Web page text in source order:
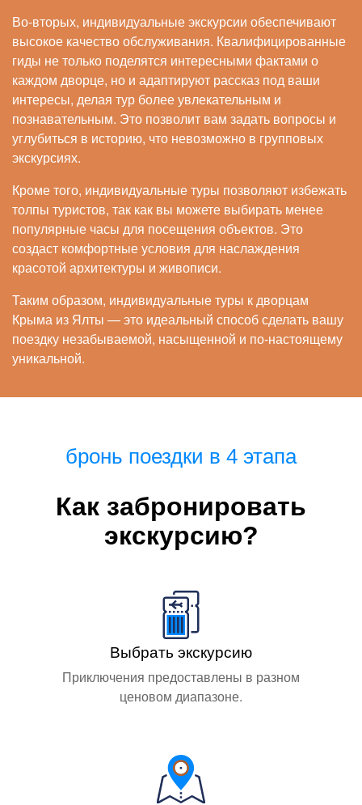
Во-вторых, индивидуальные экскурсии обеспечивают
высокое качество обслуживания. Квалифицированные
гиды не только поделятся интересными фактами о
каждом дворце, но и адаптируют рассказ под ваши
интересы, делая тур более увлекательным и
познавательным. Это позволит вам задать вопросы и
углубиться в историю, что невозможно в групповых
экскурсиях.
Кроме того, индивидуальные туры позволяют избежать
толпы туристов, так как вы можете выбирать менее
популярные часы для посещения объектов. Это
создаст комфортные условия для наслаждения
красотой архитектуры и живописи.
Таким образом, индивидуальные туры к дворцам
Крыма из Ялты — это идеальный способ сделать вашу
поездку незабываемой, насыщенной и по-настоящему
уникальной.
бронь поездки в 4 этапа
Как забронировать
экскурсию?
Выбрать экскурсию
Приключения предоставлены в разном
ценовом диапазоне.